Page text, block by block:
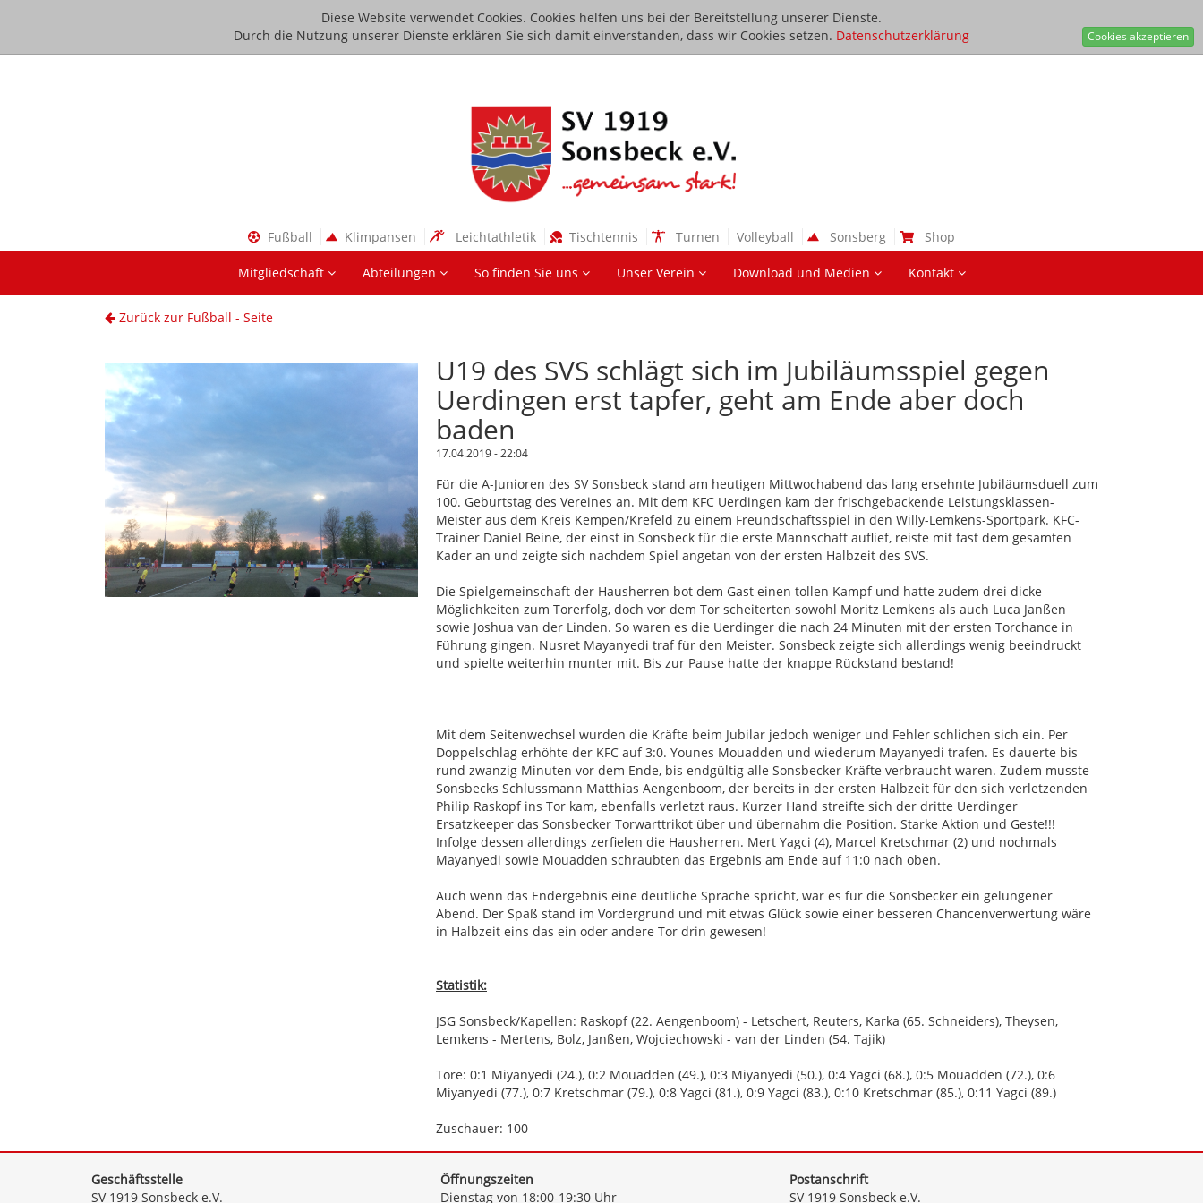
Diese Website verwendet Cookies. Cookies helfen uns bei der Bereitstellung unserer Dienste.
Durch die Nutzung unserer Dienste erklären Sie sich damit einverstanden, dass wir Cookies setzen. Datenschutzerklärung Cookies akzeptieren
Fußball Klimpansen Leichtathletik Tischtennis Turnen Volleyball Sonsberg Shop
Mitgliedschaft Abteilungen So finden Sie uns Unser Verein Download und Medien Kontakt
Zurück zur Fußball - Seite
U19 des SVS schlägt sich im Jubiläumsspiel gegen
Uerdingen erst tapfer, geht am Ende aber doch
baden
17.04.2019 - 22:04
Für die A-Junioren des SV Sonsbeck stand am heutigen Mittwochabend das lang ersehnte Jubiläumsduell zum
100. Geburtstag des Vereines an. Mit dem KFC Uerdingen kam der frischgebackende Leistungsklassen-
Meister aus dem Kreis Kempen/Krefeld zu einem Freundschaftsspiel in den Willy-Lemkens-Sportpark. KFC-
Trainer Daniel Beine, der einst in Sonsbeck für die erste Mannschaft auflief, reiste mit fast dem gesamten
Kader an und zeigte sich nachdem Spiel angetan von der ersten Halbzeit des SVS.
Die Spielgemeinschaft der Hausherren bot dem Gast einen tollen Kampf und hatte zudem drei dicke
Möglichkeiten zum Torerfolg, doch vor dem Tor scheiterten sowohl Moritz Lemkens als auch Luca Janßen
sowie Joshua van der Linden. So waren es die Uerdinger die nach 24 Minuten mit der ersten Torchance in
Führung gingen. Nusret Mayanyedi traf für den Meister. Sonsbeck zeigte sich allerdings wenig beeindruckt
und spielte weiterhin munter mit. Bis zur Pause hatte der knappe Rückstand bestand!
Mit dem Seitenwechsel wurden die Kräfte beim Jubilar jedoch weniger und Fehler schlichen sich ein. Per
Doppelschlag erhöhte der KFC auf 3:0. Younes Mouadden und wiederum Mayanyedi trafen. Es dauerte bis
rund zwanzig Minuten vor dem Ende, bis endgültig alle Sonsbecker Kräfte verbraucht waren. Zudem musste
Sonsbecks Schlussmann Matthias Aengenboom, der bereits in der ersten Halbzeit für den sich verletzenden
Philip Raskopf ins Tor kam, ebenfalls verletzt raus. Kurzer Hand streifte sich der dritte Uerdinger
Ersatzkeeper das Sonsbecker Torwarttrikot über und übernahm die Position. Starke Aktion und Geste!!!
Infolge dessen allerdings zerfielen die Hausherren. Mert Yagci (4), Marcel Kretschmar (2) und nochmals
Mayanyedi sowie Mouadden schraubten das Ergebnis am Ende auf 11:0 nach oben.
Auch wenn das Endergebnis eine deutliche Sprache spricht, war es für die Sonsbecker ein gelungener
Abend. Der Spaß stand im Vordergrund und mit etwas Glück sowie einer besseren Chancenverwertung wäre
in Halbzeit eins das ein oder andere Tor drin gewesen!
Statistik:
JSG Sonsbeck/Kapellen: Raskopf (22. Aengenboom) - Letschert, Reuters, Karka (65. Schneiders), Theysen,
Lemkens - Mertens, Bolz, Janßen, Wojciechowski - van der Linden (54. Tajik)
Tore: 0:1 Miyanyedi (24.), 0:2 Mouadden (49.), 0:3 Miyanyedi (50.), 0:4 Yagci (68.), 0:5 Mouadden (72.), 0:6
Miyanyedi (77.), 0:7 Kretschmar (79.), 0:8 Yagci (81.), 0:9 Yagci (83.), 0:10 Kretschmar (85.), 0:11 Yagci (89.)
Zuschauer: 100
Geschäftsstelle
SV 1919 Sonsbeck e.V.
Öffnungszeiten
Dienstag von 18:00-19:30 Uhr
Postanschrift
SV 1919 Sonsbeck e.V.